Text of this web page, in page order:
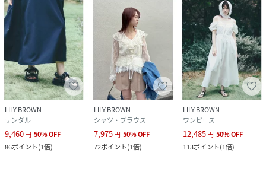
LILY BROWN
サンダル
9,460円 50%OFF
86ポイント(1倍)
LILY BROWN
シャツ・ブラウス
7,975円 50%OFF
72ポイント(1倍)
LILY BROWN
ワンピース
12,485円 50%OFF
113ポイント(1倍)